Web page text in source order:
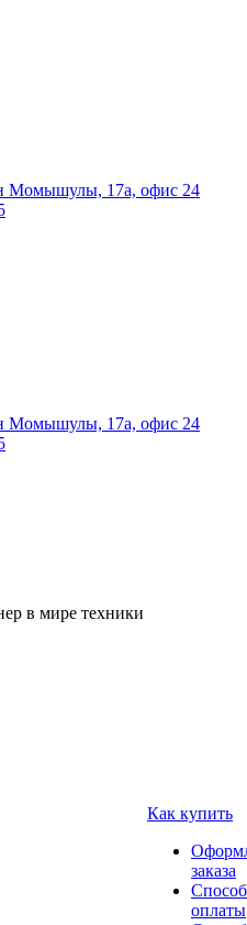
Момышулы, 17а, офис 24
Момышулы, 17а, офис 24
в мире техники
Как купить
заказа
оплаты